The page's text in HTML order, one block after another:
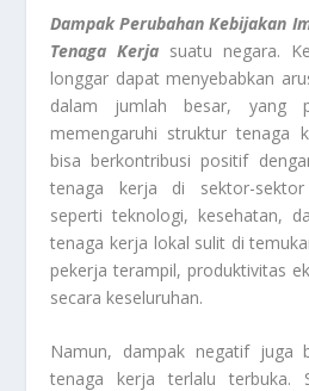
Dampak Perubahan Kebijakan
Tenaga Kerja suatu negara.
longgar dapat menyebabkan
dalam jumlah besar, yang
memengaruhi struktur tenaga
bisa berkontribusi positif
tenaga kerja di sektor-
seperti teknologi, kesehatan,
tenaga kerja lokal sulit di
pekerja terampil, produktivitas
secara keseluruhan.
Namun, dampak negatif juga
tenaga kerja terlalu terbuka.